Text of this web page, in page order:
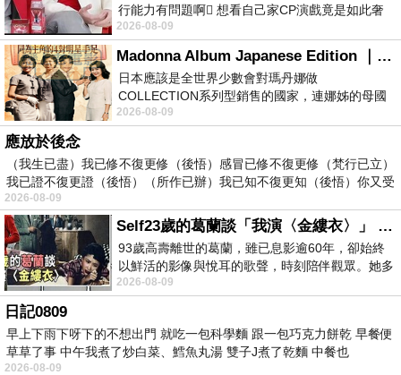
行能力有問題啊🫩 想看自己家CP演戲竟是如此奢
侈的事 GMM你說看看啊😑 先把劇放
2026-08-09
Madonna Album Japanese Edition ｜瑪丹娜專輯們2026年日本版重發系列
日本應該是全世界少數會對瑪丹娜做
COLLECTION系列型銷售的國家，連娜姊的母國
美國都沒對她這樣過，這全拜在他們到現在唱片
2026-08-09
應放於後念
（我生已盡）我已修不復更修（後悟）感冒已修不復更修（梵行已立）
我已證不復更證（後悟）（所作已辦）我已知不復更知（後悟）你又受
2026-08-09
Self23歲的葛蘭談「我演〈金縷衣〉」 #戀上老電影 #粟子 #葛蘭
93歲高壽離世的葛蘭，雖已息影逾60年，卻始終
以鮮活的影像與悅耳的歌聲，時刻陪伴觀眾。她多
才多藝、陽光開朗的形象，不僅保留在電影
2026-08-09
日記0809
早上下雨下呀下的不想出門 就吃一包科學麵 跟一包巧克力餅乾 早餐便
草草了事 中午我煮了炒白菜、鱈魚丸湯 雙子J煮了乾麵 中餐也
2026-08-09